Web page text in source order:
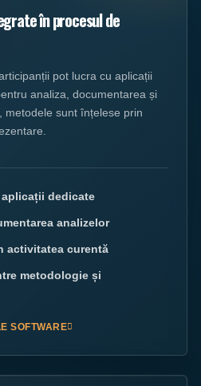
în procesul de
pot lucra cu aplicații
analiza, documentarea și
metodele sunt înțelese prin
dedicate
analizelor
activitatea curentă
metodologie și
SOFTWARE